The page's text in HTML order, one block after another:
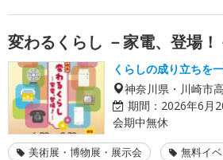
変わるくらし －家電、登場！
くらしの成り立ちを
神奈川県・川崎市
期間： 2026年6月
会期中無休
美術展・博物展・展示会 無料イ